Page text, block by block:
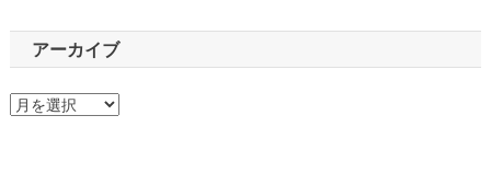
アーカイブ
ア